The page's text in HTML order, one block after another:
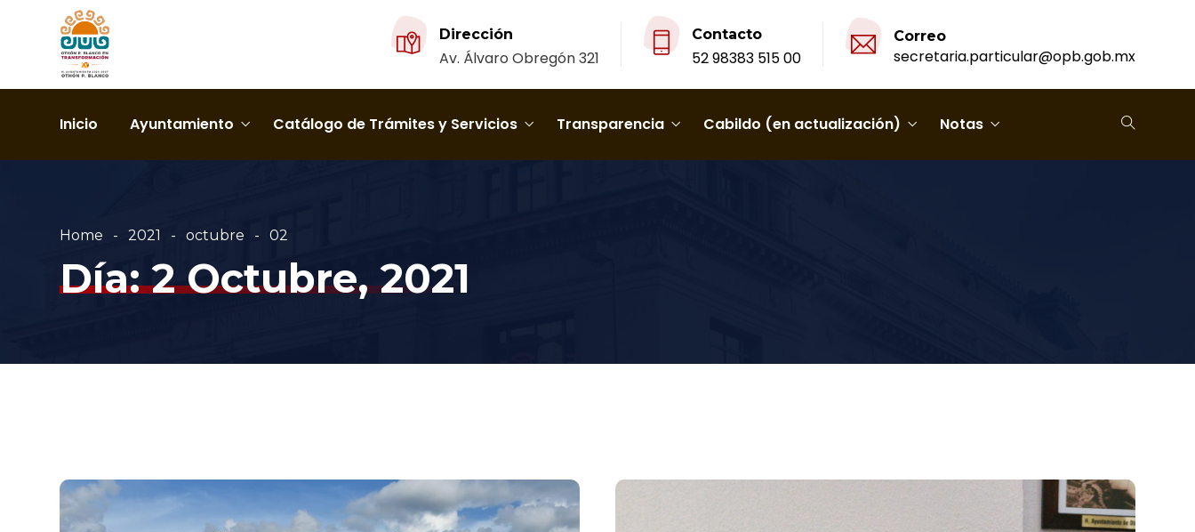
Dirección
Av. Álvaro Obregón 321
Contacto
52 98383 515 00
Correo
secretaria.particular@opb.gob.mx
Inicio Ayuntamiento Catálogo de Trámites y Servicios Transparencia Cabildo (en actualización) Notas
Home 2021 octubre 02
Día:2 Octubre, 2021